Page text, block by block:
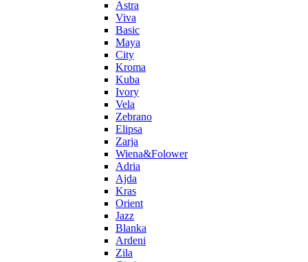
Astra
Viva
Basic
Maya
City
Kroma
Kuba
Ivory
Vela
Zebrano
Elipsa
Zarja
Wiena&Folower
Adria
Ajda
Kras
Orient
Jazz
Blanka
Ardeni
Zila